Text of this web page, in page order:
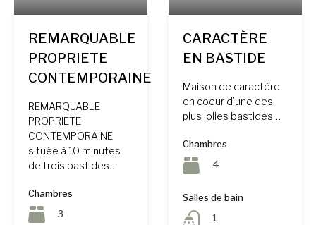
REMARQUABLE
PROPRIETE
CONTEMPORAINE
REMARQUABLE
PROPRIETE
CONTEMPORAINE
située à 10 minutes
de trois bastides…
Chambres
3
CARACTÈRE
EN BASTIDE
Maison de caractère
en coeur d’une des
plus jolies bastides…
Chambres
4
Salles de bain
1